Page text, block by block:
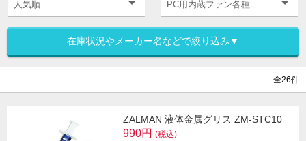
在庫状況やメーカー名などで絞り込み▼
全26件
ZALMAN 液体金属グリス ZM-STC10
990円 (税込)